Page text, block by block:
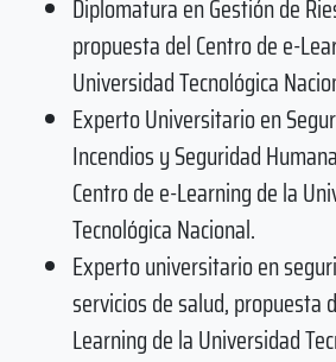
Diplomatura en Gestión de
propuesta del Centro de e-
Universidad Tecnológica
Experto Universitario en
Incendios y Seguridad
Centro de e-Learning de la
Tecnológica Nacional.
Experto universitario en
servicios de salud, propuesta
Learning de la Universidad